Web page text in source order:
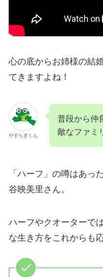
心の底からお姉様の結
てきますよね！
やすらぎくん
普段から仲
敵なファミ
「ハーフ」の噂はあっ
谷映美里さん。
ハーフやクオーターで
な生き方をこれからも